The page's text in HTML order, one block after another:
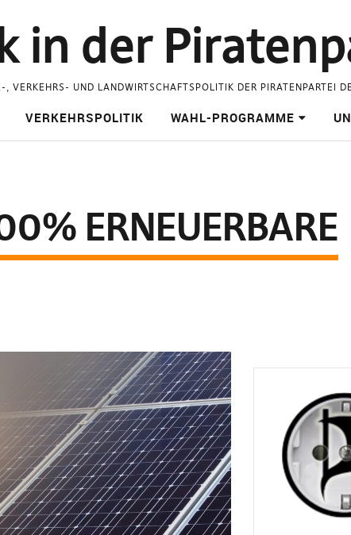
in der
VERKEHRS- UND LANDWIRTSCHAFTSPOLITIK DER PIRATENPARTEI
VERKEHRSPOLITIK WAHL-PROGRAMME
ERNEUERBARE